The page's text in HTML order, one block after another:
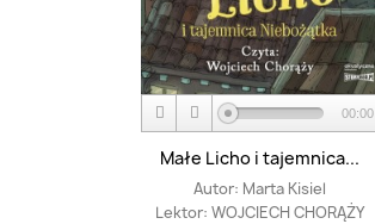
00:00
Małe Licho i tajemnica...
Autor: Marta Kisiel
Lektor: WOJCIECH CHORĄŻY